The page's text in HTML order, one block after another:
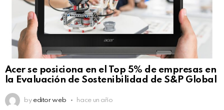
Acer se posiciona en el Top 5% de empresas en
la Evaluación de Sostenibilidad de S&P Global
by editor web hace un año